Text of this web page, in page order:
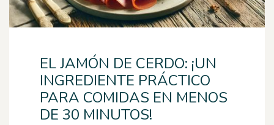
EL JAMÓN DE CERDO: ¡UN
INGREDIENTE PRÁCTICO
PARA COMIDAS EN MENOS
DE 30 MINUTOS!